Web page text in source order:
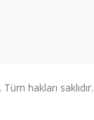
hakları saklıdır.